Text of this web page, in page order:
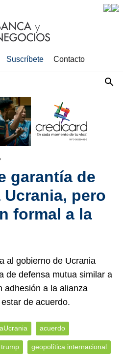
Suscríbete Contacto
garantía de
pero
formal a la
al gobierno de Ucrania
de defensa mutua similar a
adhesión a la alianza
de acuerdo.
acuerdo
geopolítica internacional